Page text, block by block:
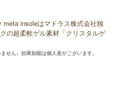
insoleはマドラス株式会社独
の超柔軟ゲル素材「クリスタルゲ
せん』効果効能は個人差がございます。